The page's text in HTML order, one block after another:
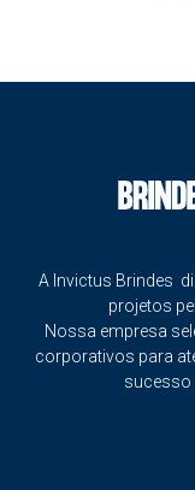
A Invictus Brindes
projetos
Nossa empresa
corporativos para
sucesso